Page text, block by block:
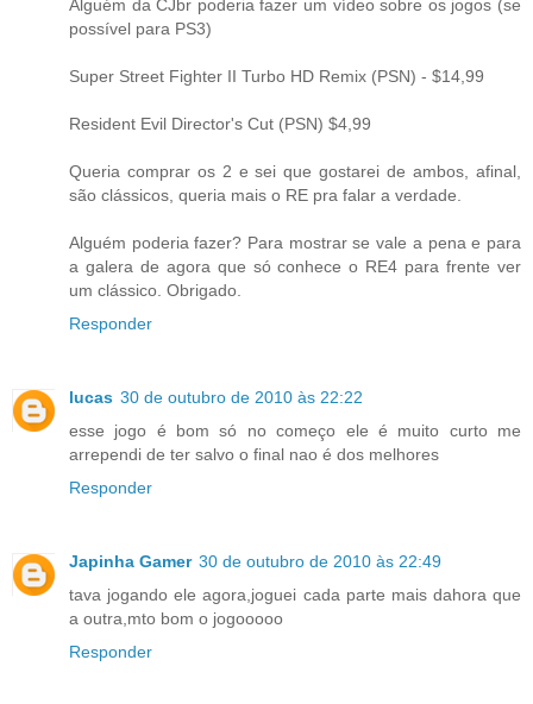
Alguém da CJbr poderia fazer um vídeo sobre os jogos (se
possível para PS3)
Super Street Fighter II Turbo HD Remix (PSN) - $14,99
Resident Evil Director's Cut (PSN) $4,99
Queria comprar os 2 e sei que gostarei de ambos, afinal,
são clássicos, queria mais o RE pra falar a verdade.
Alguém poderia fazer? Para mostrar se vale a pena e para
a galera de agora que só conhece o RE4 para frente ver
um clássico. Obrigado.
Responder
lucas 30 de outubro de 2010 às 22:22
esse jogo é bom só no começo ele é muito curto me
arrependi de ter salvo o final nao é dos melhores
Responder
Japinha Gamer 30 de outubro de 2010 às 22:49
tava jogando ele agora,joguei cada parte mais dahora que
a outra,mto bom o jogooooo
Responder